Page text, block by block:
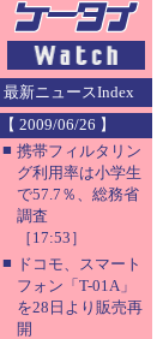
最新ニュースIndex
【 2009/06/26 】
■ 携帯フィルタリン
グ利用率は小学生
で57.7％、総務省
調査
［17:53］
■ ドコモ、スマート
フォン「T-01A」
を28日より販売再
開